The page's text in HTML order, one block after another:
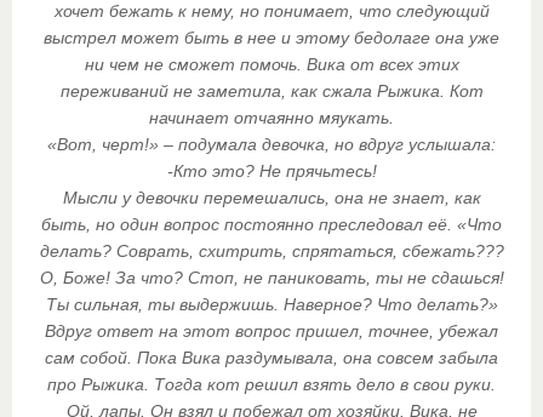
хочет бежать к нему, но понимает, что следующий
выстрел может быть в нее и этому бедолаге она уже
ни чем не сможет помочь. Вика от всех этих
переживаний не заметила, как сжала Рыжика. Кот
начинает отчаянно мяукать.
«Вот, черт!» – подумала девочка, но вдруг услышала:
-Кто это? Не прячьтесь!
Мысли у девочки перемешались, она не знает, как
быть, но один вопрос постоянно преследовал её. «Что
делать? Соврать, схитрить, спрятаться, сбежать???
О, Боже! За что? Стоп, не паниковать, ты не сдашься!
Ты сильная, ты выдержишь. Наверное? Что делать?»
Вдруг ответ на этот вопрос пришел, точнее, убежал
сам собой. Пока Вика раздумывала, она совсем забыла
про Рыжика. Тогда кот решил взять дело в свои руки.
Ой, лапы. Он взял и побежал от хозяйки. Вика, не